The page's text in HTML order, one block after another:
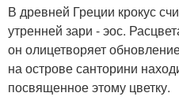
В древней Греции крокус
утренней зари - эос.
он олицетворяет
на острове санторини
посвященное этому цветку.